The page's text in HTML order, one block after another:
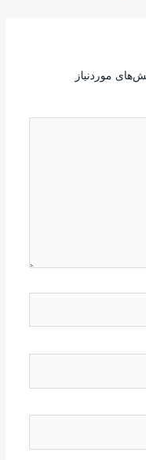
موردنیاز